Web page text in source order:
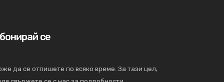
се
да се отпишете по всяко време. За тази цел,